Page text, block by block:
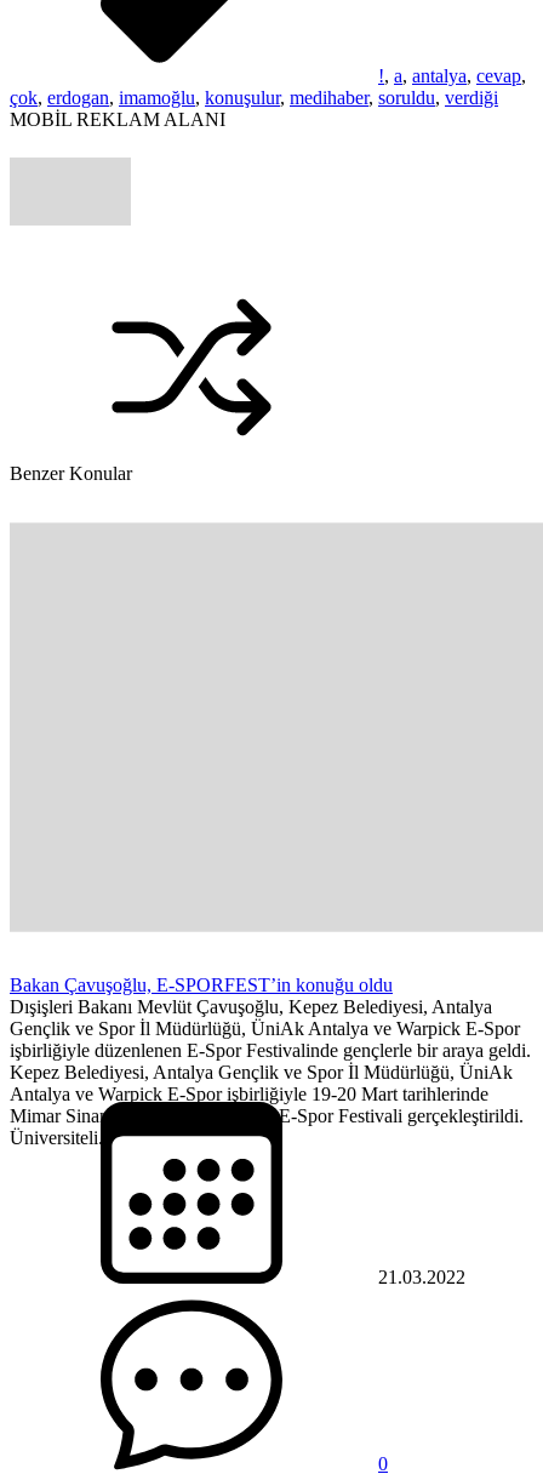
!, a, antalya, cevap,
çok, erdogan, imamoğlu, konuşulur, medihaber, soruldu, verdiği
MOBİL REKLAM ALANI
Benzer Konular
Bakan Çavuşoğlu, E-SPORFEST’in konuğu oldu
Dışişleri Bakanı Mevlüt Çavuşoğlu, Kepez Belediyesi, Antalya
Gençlik ve Spor İl Müdürlüğü, ÜniAk Antalya ve Warpick E-Spor
işbirliğiyle düzenlenen E-Spor Festivalinde gençlerle bir araya geldi.
Kepez Belediyesi, Antalya Gençlik ve Spor İl Müdürlüğü, ÜniAk
Antalya ve Warpick E-Spor işbirliğiyle 19-20 Mart tarihlerinde
Mimar Sinan Kongre Merkezi’nde E-Spor Festivali gerçekleştirildi.
Üniversiteli...
21.03.2022
0